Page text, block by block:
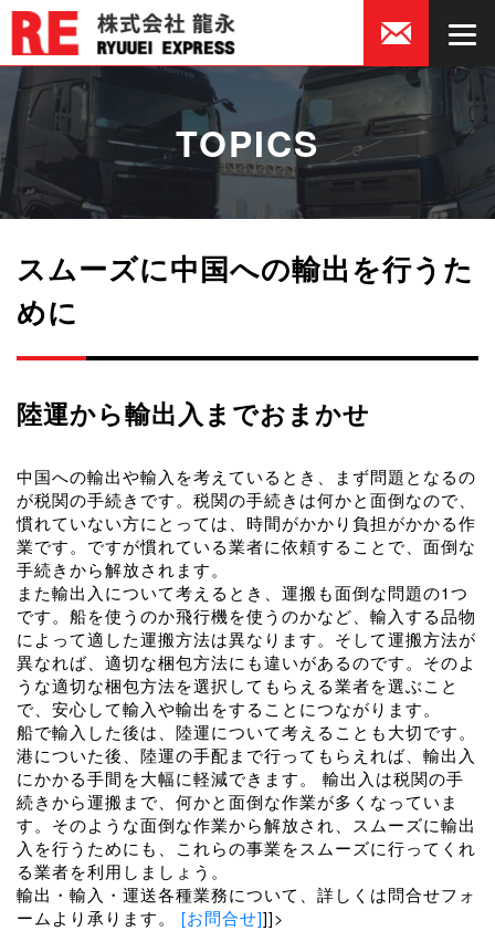
TOPICS
スムーズに中国への輸出を行うた
めに
陸運から輸出入までおまかせ
中国への輸出や輸入を考えているとき、まず問題となるの
が税関の手続きです。税関の手続きは何かと面倒なので、
慣れていない方にとっては、時間がかかり負担がかかる作
業です。ですが慣れている業者に依頼することで、面倒な
手続きから解放されます。
また輸出入について考えるとき、運搬も面倒な問題の1つ
です。船を使うのか飛行機を使うのかなど、輸入する品物
によって適した運搬方法は異なります。そして運搬方法が
異なれば、適切な梱包方法にも違いがあるのです。そのよ
うな適切な梱包方法を選択してもらえる業者を選ぶこと
で、安心して輸入や輸出をすることにつながります。
船で輸入した後は、陸運について考えることも大切です。
港についた後、陸運の手配まで行ってもらえれば、輸出入
にかかる手間を大幅に軽減できます。 輸出入は税関の手
続きから運搬まで、何かと面倒な作業が多くなっていま
す。そのような面倒な作業から解放され、スムーズに輸出
入を行うためにも、これらの事業をスムーズに行ってくれ
る業者を利用しましょう。
輸出・輸入・運送各種業務について、詳しくは問合せフォ
ームより承ります。 [お問合せ]]]>